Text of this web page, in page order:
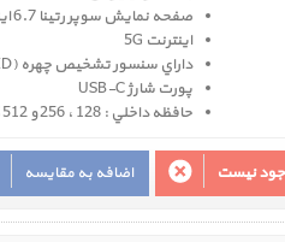
صفحه نمايش سوپر رتينا 6.7 اينچ
اینترنت 5G
داراي سنسور تشخيص چهره (Face ID)
پورت شارژ USB-C
حافظه داخلي : 128 ، 256 و 512 گيگابايت
اضافه به مقایسه نیست